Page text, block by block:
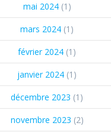
mai 2024(1)
mars 2024 (1)
février 2024 (1)
janvier 2024 (1)
décembre 2023 (1)
novembre 2023 (2)